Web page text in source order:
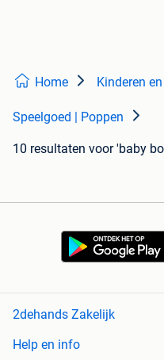
Home Kinderen
Speelgoed | Poppen
10 resultaten voor 'baby
2dehands Zakelijk
Help en info